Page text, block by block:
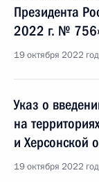
Президента
2022 г. №
19 октября 2022
Указ о
на
и Херсонской
19 октября 2022